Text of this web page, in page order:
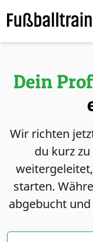
Dein
Wir richten
du kurz
starten.
abgebucht